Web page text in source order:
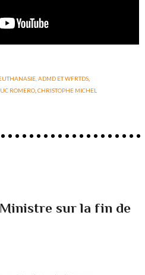
ADMD ET WFRTDS,
ROMERO ,CHRISTOPHE MICHEL
sur la fin de